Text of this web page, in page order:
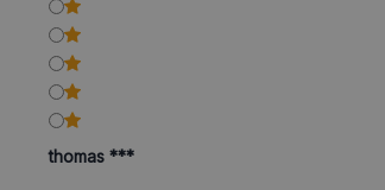
thomas ***